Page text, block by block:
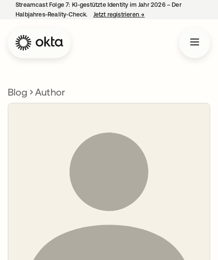
Streamcast Folge 7: KI-gestützte Identity im Jahr 2026 – Der
Halbjahres-Reality-Check.
Jetzt registrieren→
Blog Author